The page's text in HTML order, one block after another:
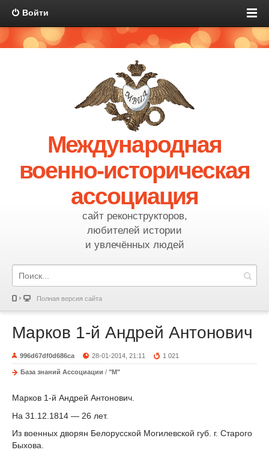
Войти
Международная
военно-историческая
ассоциация
сайт реконструкторов,
любителей истории
и увлечённых людей
Полная версия сайта
Марков 1-й Андрей Антонович
996d67df0d686ca 28-01-2014, 21:11 1 021
База знаний Ассоциации / "М"
Марков 1-й Андрей Антонович.
На 31.12.1814 — 26 лет.
Из военных дворян Белорусской Могилевской губ. г. Старого
Быхова.